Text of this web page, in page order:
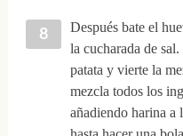
Después bate el
la cucharada de
patata y vierte la
mezcla todos los
añadiendo harina a